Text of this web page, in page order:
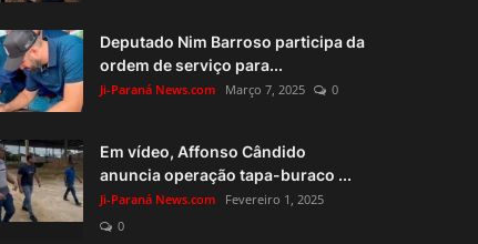
Deputado Nim Barroso participa da
ordem de serviço para...
Ji-Paraná News.com Março 7, 2025 0
Em vídeo, Affonso Cândido
anuncia operação tapa-buraco ...
Ji-Paraná News.com
Fevereiro 1, 2025
0